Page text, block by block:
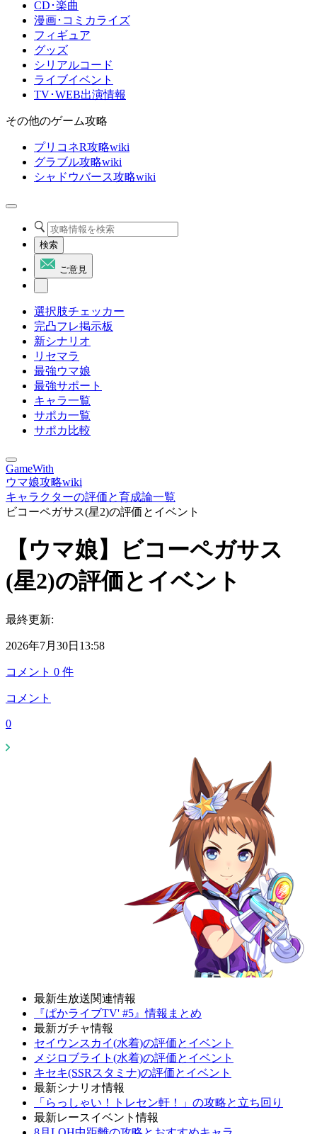
CD･楽曲
漫画･コミカライズ
フィギュア
グッズ
シリアルコード
ライブイベント
TV･WEB出演情報
その他のゲーム攻略
プリコネR攻略wiki
グラブル攻略wiki
シャドウバース攻略wiki
検索
ご意見
選択肢チェッカー
完凸フレ掲示板
新シナリオ
リセマラ
最強ウマ娘
最強サポート
キャラ一覧
サポカ一覧
サポカ比較
GameWith
ウマ娘攻略wiki
キャラクターの評価と育成論一覧
ビコーペガサス(星2)の評価とイベント
【ウマ娘】ビコーペガサス
(星2)の評価とイベント
最終更新:
2026年7月30日13:58
コメント 0 件
コメント
0
最新生放送関連情報
『ぱかライブTV' #5』情報まとめ
最新ガチャ情報
セイウンスカイ(水着)の評価とイベント
メジロブライト(水着)の評価とイベント
キセキ(SSRスタミナ)の評価とイベント
最新シナリオ情報
「らっしゃい！トレセン軒！」の攻略と立ち回り
最新レースイベント情報